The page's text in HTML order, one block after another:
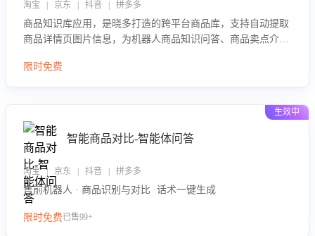
淘宝 | 京东 | 抖音 | 拼多多
商品知识库应用，是晓多打造的跨平台商品库，支持自动提取
商品详情页图片信息，为机器人商品知识问答、商品卖点介绍
限时免费
生效中
智能商品对比-智能体问答
淘宝 | 京东 | 抖音 | 拼多多
售前机器人 · 商品识别与对比 ·话术一键生成
限时免费已售99+